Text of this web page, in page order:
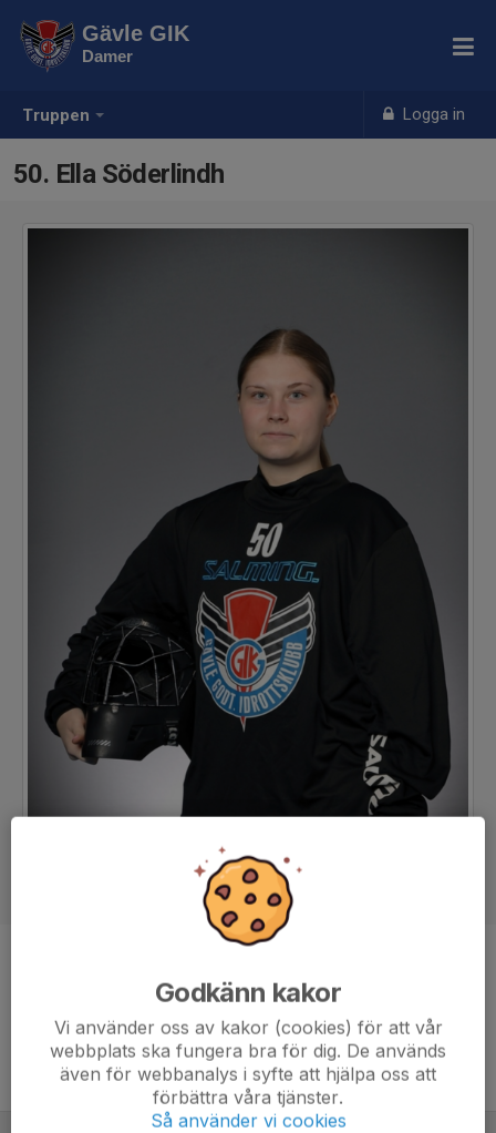
Truppen Logga in
Gävle GIK
Damer
50. Ella Söderlindh
19 år
Godkänn kakor
Vi använder oss av kakor (cookies) för att vår
webbplats ska fungera bra för dig. De används
även för webbanalys i syfte att hjälpa oss att
förbättra våra tjänster.
Så använder vi cookies